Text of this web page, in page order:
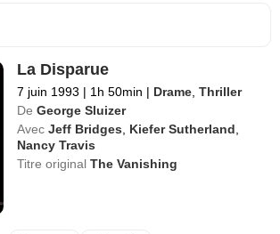
La Disparue
7 juin 1993 | 1h 50min | Drame ,Thriller
De George Sluizer
Avec Jeff Bridges Kiefer Sutherland
Nancy Travis
Titre originalThe Vanishing